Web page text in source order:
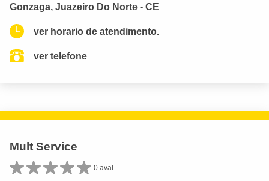
Gonzaga, Juazeiro Do Norte - CE
ver horario de atendimento.
ver telefone
Mult Service
0 aval.